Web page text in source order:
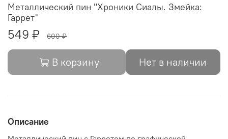
Металлический пин "Хроники Сиалы. Змейка:
Гаррет"
549 ₽ 600 ₽
В корзину Нет в наличии
Описание